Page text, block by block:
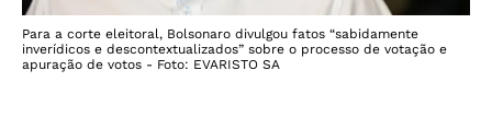
Para a corte eleitoral, Bolsonaro divulgou fatos “sabidamente
inverídicos e descontextualizados” sobre o processo de votação e
apuração de votos - Foto: EVARISTO SA